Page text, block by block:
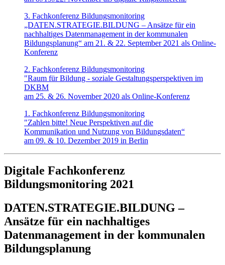
3. Fachkonferenz Bildungsmonitoring
„DATEN.STRATEGIE.BILDUNG – Ansätze für ein
nachhaltiges Datenmanagement in der kommunalen
Bildungsplanung“ am 21. & 22. September 2021 als Online-
Konferenz
2. Fachkonferenz Bildungsmonitoring
"Raum für Bildung - soziale Gestaltungsperspektiven im
DKBM
am 25. & 26. November 2020 als Online-Konferenz
1. Fachkonferenz Bildungsmonitoring
"Zahlen bitte! Neue Perspektiven auf die
Kommunikation und Nutzung von Bildungsdaten“
am 09. & 10. Dezember 2019 in Berlin
Digitale Fachkonferenz
Bildungsmonitoring 2021
DATEN.STRATEGIE.BILDUNG –
Ansätze für ein nachhaltiges
Datenmanagement in der kommunalen
Bildungsplanung